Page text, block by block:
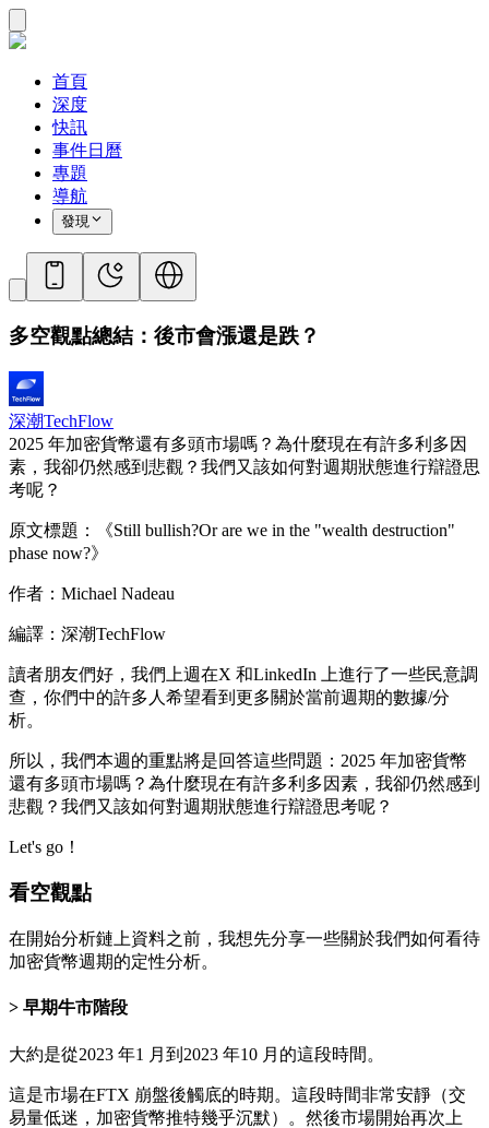
首頁
深度
快訊
事件日曆
專題
導航
發現
多空觀點總結：後市會漲還是跌？
深潮TechFlow
2025 年加密貨幣還有多頭市場嗎？為什麼現在有許多利多因
素，我卻仍然感到悲觀？我們又該如何對週期狀態進行辯證思
考呢？
原文標題：《Still bullish?Or are we in the "wealth destruction"
phase now?》
作者：Michael Nadeau
編譯：深潮TechFlow
讀者朋友們好，我們上週在X 和LinkedIn 上進行了一些民意調
查，你們中的許多人希望看到更多關於當前週期的數據/分
析。
所以，我們本週的重點將是回答這些問題：2025 年加密貨幣
還有多頭市場嗎？為什麼現在有許多利多因素，我卻仍然感到
悲觀？我們又該如何對週期狀態進行辯證思考呢？
Let's go！
看空觀點
在開始分析鏈上資料之前，我想先分享一些關於我們如何看待
加密貨幣週期的定性分析。
早期牛市階段
大約是從2023 年1 月到2023 年10 月的這段時間。
這是市場在FTX 崩盤後觸底的時期。這段時間非常安靜（交
易量低迷，加密貨幣推特幾乎沉默）。然後市場開始再次上